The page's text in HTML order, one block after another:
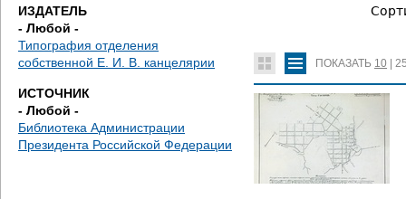
с
ь
ИЗДАТЕЛЬ
- Любой -
Типография отделения
собственной Е. И. В. канцелярии
ИСТОЧНИК
- Любой -
Библиотека Администрации
Президента Российской Федерации
ПОКАЗАТЬ 10 |